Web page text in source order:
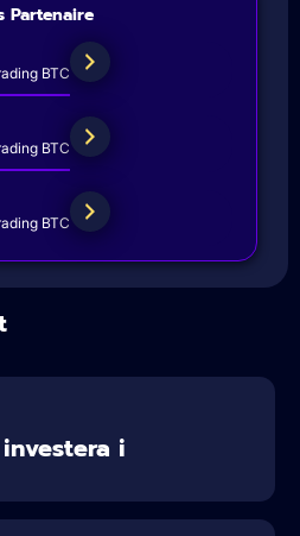
Partenaire
BTC
BTC
BTC
i